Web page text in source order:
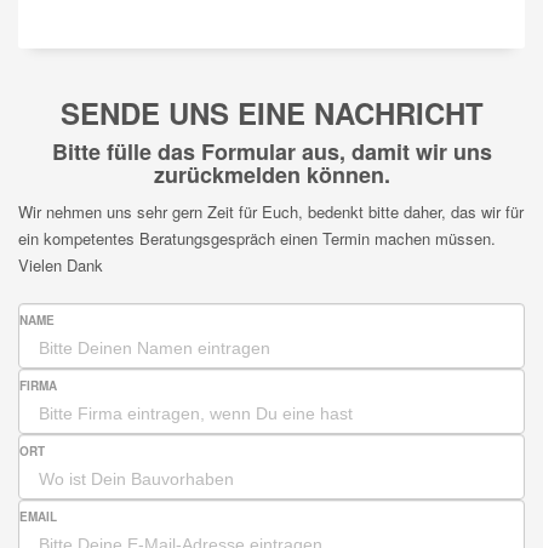
SENDE UNS EINE NACHRICHT
Bitte fülle das Formular aus, damit wir uns
zurückmelden können.
Wir nehmen uns sehr gern Zeit für Euch, bedenkt bitte daher, das wir für
ein kompetentes Beratungsgespräch einen Termin machen müssen.
Vielen Dank
NAME
FIRMA
ORT
EMAIL